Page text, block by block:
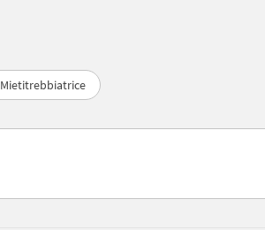
Mietitrebbiatrice